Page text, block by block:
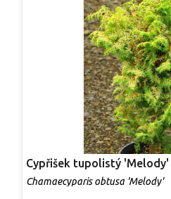
Cypřišek tupolistý 'Melody'
Chamaecyparis obtusa 'Melody'